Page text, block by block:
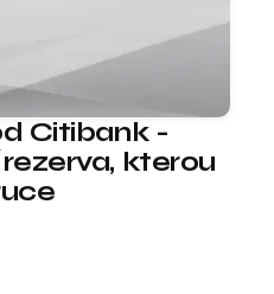
Citibank -
kterou